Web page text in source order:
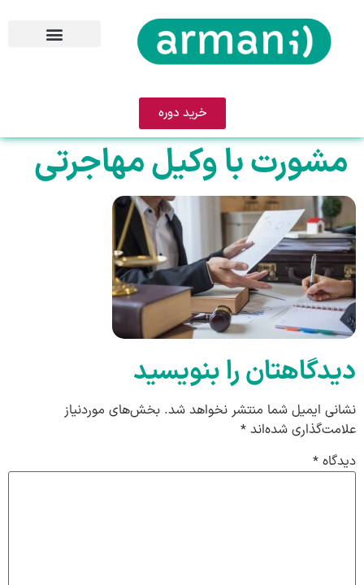
خرید دوره
مشورت با وکیل مهاجرتی
دیدگاهتان را بنویسید
نشانی ایمیل شما منتشر نخواهد شد. بخش‌های موردنیاز
علامت‌گذاری شده‌اند *
دیدگاه *